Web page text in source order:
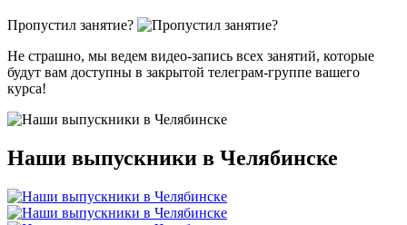
Пропустил занятие?
Не страшно, мы ведем видео-запись всех занятий, которые
будут вам доступны в закрытой телеграм-группе вашего
курса!
Наши выпускники в Челябинске